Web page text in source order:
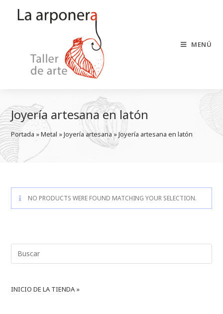
MENÚ
Joyería artesana en latón
Portada » Metal » Joyería artesana » Joyería artesana en latón
NO PRODUCTS WERE FOUND MATCHING YOUR SELECTION.
Buscar:
INICIO DE LA TIENDA »